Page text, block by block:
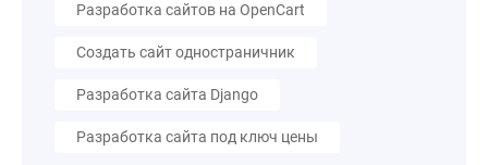
Разработка сайтов на OpenCart
Создать сайт одностраничник
Разработка сайта Django
Разработка сайта под ключ цены